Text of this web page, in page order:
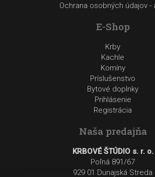
Ochrana osobných údajov -
E-Shop
Krby
Kachle
Komíny
Príslušenstvo
Bytové doplnky
Prihlásenie
Registrácia
Naša predajňa
KRBOVÉ ŠTÚDIO s. r. o.
Poľná 891/67
929 01 Dunajská Streda